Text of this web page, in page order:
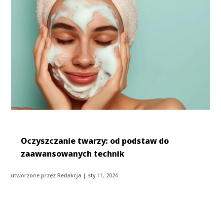
Oczyszczanie twarzy: od podstaw do
zaawansowanych technik
utworzone przezRedakcja | sty 11, 2024